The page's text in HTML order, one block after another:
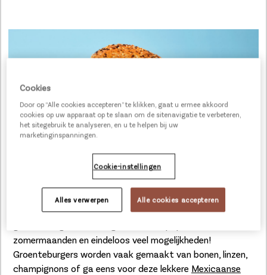
2. Vis & vega
Naast burgers met vlees, wordt de vraag naar vis- of
zomermaanden en eindeloos veel mogelijkheden!
Groenteburgers worden vaak gemaakt van bonen, linzen,
champignons of ga eens voor deze lekkere Mexicaanse
Cookies
Door op “Alle cookies accepteren” te klikken, gaat u ermee akkoord
cookies op uw apparaat op te slaan om de sitenavigatie te verbeteren,
het sitegebruik te analyseren, en u te helpen bij uw
marketinginspanningen.
Cookie-instellingen
Alles verwerpen Alle cookies accepteren